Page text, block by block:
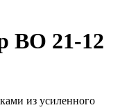
ВО 21-12
из усиленного